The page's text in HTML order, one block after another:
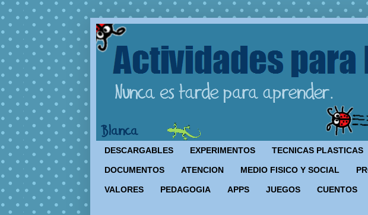
DESCARGABLES EXPERIMENTOS TECNICAS PLASTICAS
DOCUMENTOS ATENCION MEDIO FISICO Y SOCIAL
VALORES PEDAGOGIA APPS JUEGOS CUENTOS